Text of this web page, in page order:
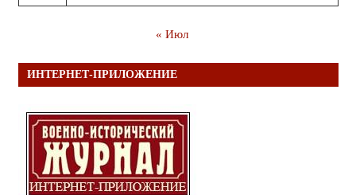
« Июл
ИНТЕРНЕТ-ПРИЛОЖЕНИЕ